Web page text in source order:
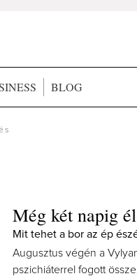
BLOG
Még két napig
Mit tehet a bor az ép
Augusztus végén a
pszichiáterrel fogott